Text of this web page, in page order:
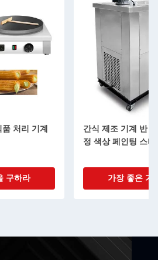
처리 기계
구하라
간식 제조 기계 반
정 색상 페인팅 스티
가장 좋은 가